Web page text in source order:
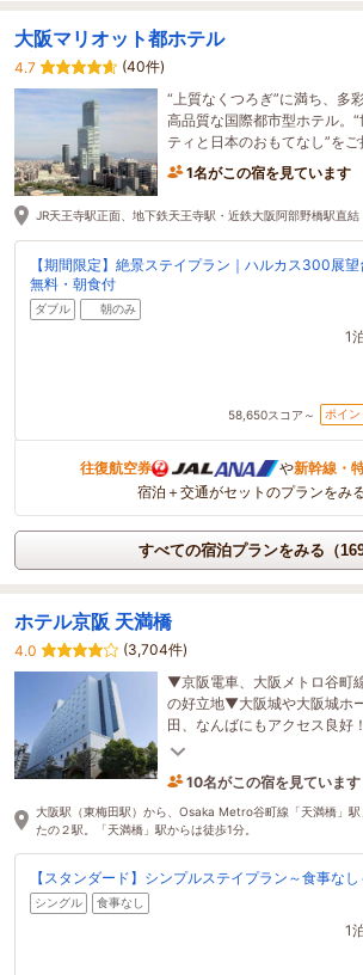
大阪マリオット都ホテル
4.7
(40件)
“上質なくつろぎ”に満ち、多
高品質な国際都市型ホテル。
ティと日本のおもてなし”をご
1名がこの宿を見ています
JR天王寺駅正面、地下鉄天王寺駅・近鉄大阪阿部野橋駅直結
【期間限定】絶景ステイプラン｜ハルカス300展
無料・朝食付
ダブル 朝のみ
1
58,650スコア～ ポイン
往復航空券 や新幹線・
宿泊＋交通がセットのプランをみ
すべての宿泊プランをみる（169
ホテル京阪 天満橋
4.0
(3,704件)
▼京阪電車、大阪メトロ谷町
の好立地▼大阪城や大阪城ホ
田、なんばにもアクセス良好
スカレーがメインの朝食ブッ
10名がこの宿を見ています
たった今予約されました
大阪駅（東梅田駅）から、Osaka Metro谷町線「天満橋」駅
たの２駅。「天満橋」駅からは徒歩1分。
【スタンダード】シンプルステイプラン～食事なし
シングル 食事なし
1